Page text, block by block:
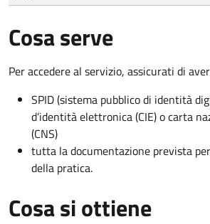
Cosa serve
Per accedere al servizio, assicurati di
SPID (sistema pubblico di identità
d’identità elettronica (CIE) o carta
(CNS)
tutta la documentazione prevista
della pratica.
Cosa si ottiene